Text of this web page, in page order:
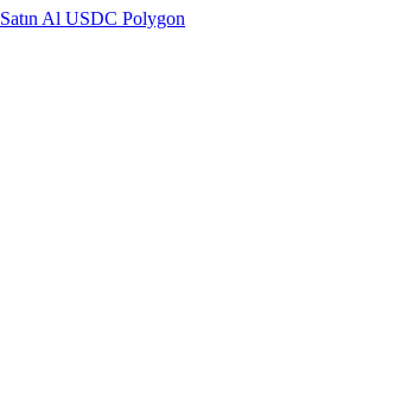
Satın Al USDC Polygon